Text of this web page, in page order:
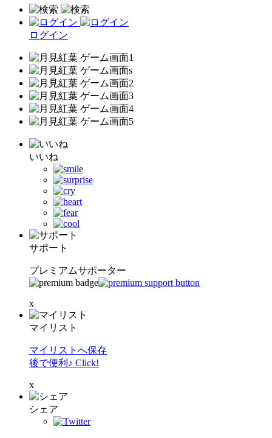
ログイン
いいね
サポート
プレミアムサポーター
x
マイリスト
マイリストへ保存
後で便利♪ Click!
x
シェア